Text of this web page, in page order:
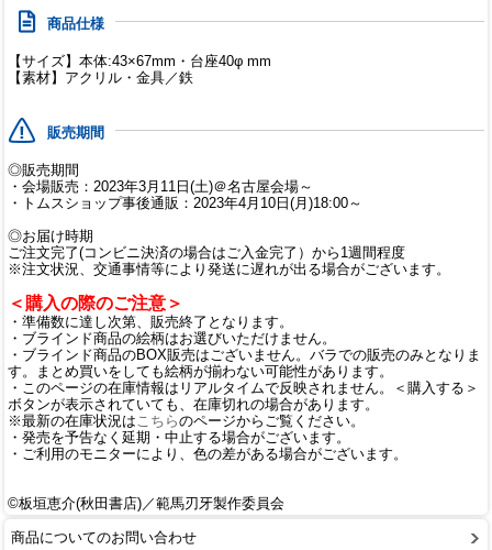
商品仕様
【サイズ】本体:43×67mm・台座40φ mm
【素材】アクリル・金具／鉄
販売期間
◎販売期間
・会場販売：2023年3月11日(土)＠名古屋会場～
・トムスショップ事後通販：2023年4月10日(月)18:00～
◎お届け時期
ご注文完了(コンビニ決済の場合はご入金完了）から1週間程度
※注文状況、交通事情等により発送に遅れが出る場合がございます。
＜購入の際のご注意＞
・準備数に達し次第、販売終了となります。
・ブラインド商品の絵柄はお選びいただけません。
・ブラインド商品のBOX販売はございません。バラでの販売のみとなりま
す。まとめ買いをしても絵柄が揃わない可能性があります。
・このページの在庫情報はリアルタイムで反映されません。＜購入する＞
ボタンが表示されていても、在庫切れの場合があります。
※最新の在庫状況はこちらのページからご覧ください。
・発売を予告なく延期・中止する場合がございます。
・ご利用のモニターにより、色の差がある場合がございます。
©板垣恵介(秋田書店)／範馬刃牙製作委員会
商品についてのお問い合わせ